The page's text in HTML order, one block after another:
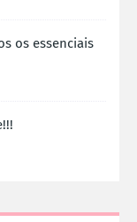
os essenciais